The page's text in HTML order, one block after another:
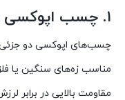
۱. چسب اپوکسی دو جزئی
چسب‌های اپوکسی دو جزئی
مناسب زه‌های سنگین یا
مقاومت بالایی در برابر